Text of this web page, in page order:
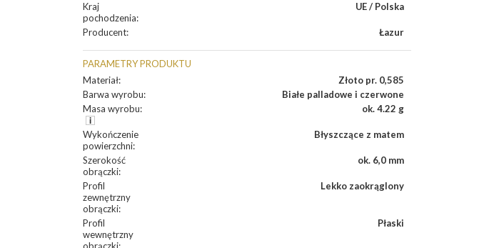
Kraj
pochodzenia:
UE / Polska
Producent: Łazur
PARAMETRY PRODUKTU
Materiał:
Złoto pr. 0,585
Barwa wyrobu:
Białe palladowe i czerwone
Masa wyrobu: ok. 4.22 g
Wykończenie
powierzchni:
Błyszczące z matem
Szerokość
obrączki:
ok. 6,0 mm
Profil
zewnętrzny
obrączki:
Lekko zaokrąglony
Profil
wewnętrzny
Płaski